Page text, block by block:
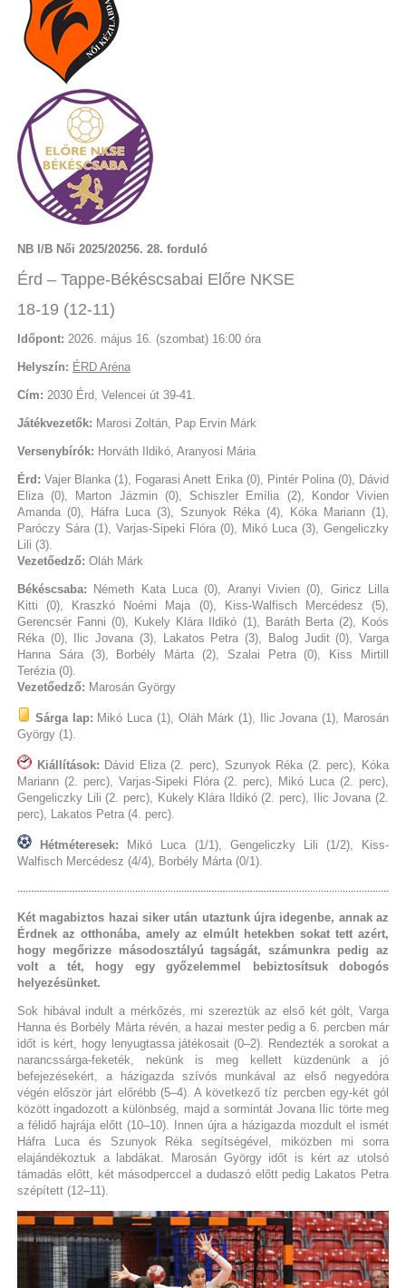
NB I/B Női 2025/20256. 28. forduló
Érd – Tappe-Békéscsabai Előre NKSE
18-19 (12-11)
Időpont: 2026. május 16. (szombat) 16:00 óra
Helyszín: ÉRD Aréna
Cím: 2030 Érd, Velencei út 39-41.
Játékvezetők: Marosi Zoltán, Pap Ervin Márk
Versenybírók: Horváth Ildikó, Aranyosi Mária
Érd: Vajer Blanka (1), Fogarasi Anett Erika (0), Pintér Polina (0), Dávid
Eliza (0), Marton Jázmin (0), Schiszler Emília (2), Kondor Vivien
Amanda (0), Háfra Luca (3), Szunyok Réka (4), Kóka Mariann (1),
Paróczy Sára (1), Varjas-Sipeki Flóra (0), Mikó Luca (3), Gengeliczky
Lili (3).
Vezetőedző: Oláh Márk
Békéscsaba: Németh Kata Luca (0), Aranyi Vivien (0), Giricz Lilla
Kitti (0), Kraszkó Noémi Maja (0), Kiss-Walfisch Mercédesz (5),
Gerencsér Fanni (0), Kukely Klára Ildikó (1), Baráth Berta (2), Koós
Réka (0), Ilic Jovana (3), Lakatos Petra (3), Balog Judit (0), Varga
Hanna Sára (3), Borbély Márta (2), Szalai Petra (0), Kiss Mirtill
Terézia (0).
Vezetőedző: Marosán György
Sárga lap: Mikó Luca (1), Oláh Márk (1), Ilic Jovana (1), Marosán
György (1).
Kiállítások: Dávid Eliza (2. perc), Szunyok Réka (2. perc), Kóka
Mariann (2. perc), Varjas-Sipeki Flóra (2. perc), Mikó Luca (2. perc),
Gengeliczky Lili (2. perc), Kukely Klára Ildikó (2. perc), Ilic Jovana (2.
perc), Lakatos Petra (4. perc).
Hétméteresek:
Mikó Luca (1/1), Gengeliczky Lili (1/2), Kiss-
Walfisch Mercédesz (4/4), Borbély Márta (0/1).
Két magabiztos hazai siker után utaztunk újra idegenbe, annak az
Érdnek az otthonába, amely az elmúlt hetekben sokat tett azért,
hogy megőrizze másodosztályú tagságát, számunkra pedig az
volt a tét, hogy egy győzelemmel bebiztosítsuk dobogós
helyezésünket.
Sok hibával indult a mérkőzés, mi szereztük az első két gólt, Varga
Hanna és Borbély Márta révén, a hazai mester pedig a 6. percben már
időt is kért, hogy lenyugtassa játékosait (0–2). Rendezték a sorokat a
narancssárga-feketék, nekünk is meg kellett küzdenünk a jó
befejezésekért, a házigazda szívós munkával az első negyedóra
végén először járt előrébb (5–4). A következő tíz percben egy-két gól
között ingadozott a különbség, majd a sormintát Jovana Ilic törte meg
a félidő hajrája előtt (10–10). Innen újra a házigazda mozdult el ismét
Háfra Luca és Szunyok Réka segítségével, miközben mi sorra
elajándékoztuk a labdákat. Marosán György időt is kért az utolsó
támadás előtt, két másodperccel a dudaszó előtt pedig Lakatos Petra
szépített (12–11).